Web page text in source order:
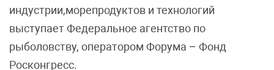
индустрии,морепродуктов и технологий
выступает Федеральное агентство по
рыболовству, оператором Форума – Фонд
Росконгресс.